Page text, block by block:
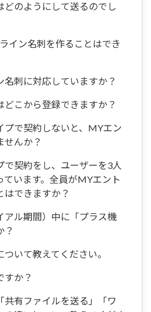
どのようにして送るのでし
イン名刺を作ることはでき
名刺に対応していますか？
どこから登録できますか？
プで契約しないと、MYエン
せんか？
で契約をし、ユーザーを3人
ています。全員がMYエント
はできますか？
アル期間）中に「プラス機
？
ついて教えてください。
すか？
共有ファイルを送る」「ワ